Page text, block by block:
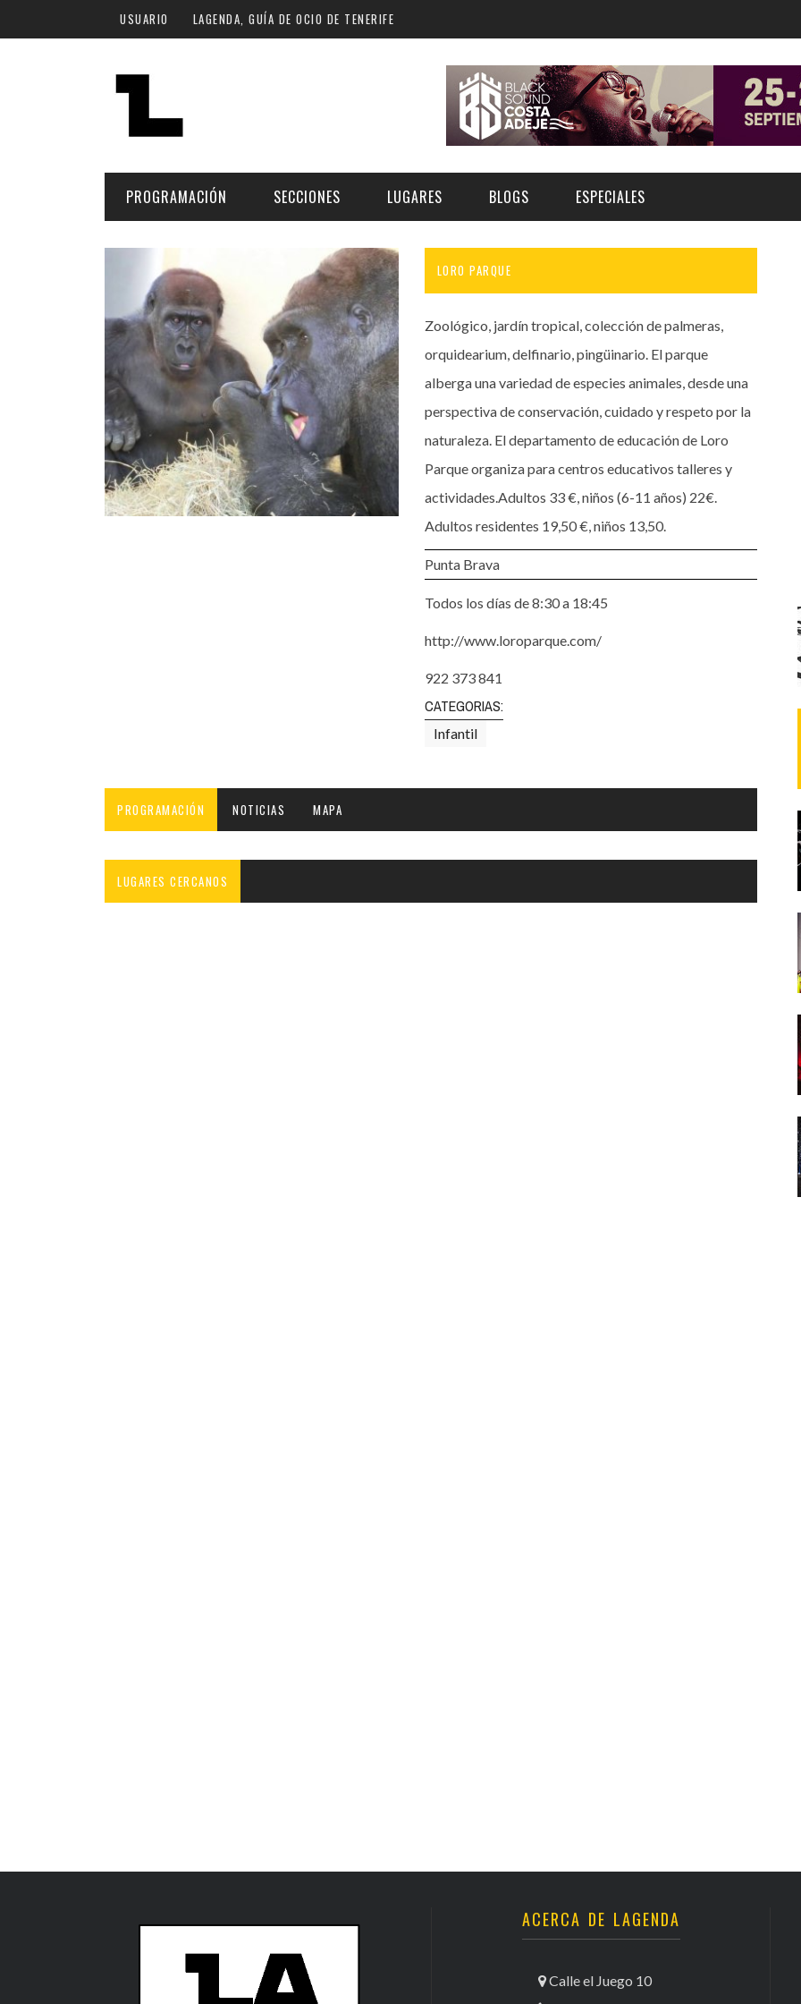
Pasar al contenido principal
USUARIO LAGENDA, GUÍA DE OCIO DE TENERIFE
PROGRAMACIÓN
FECHA
Hoy
Plan Finde
LUGAR
Norte
Santa Cruz | La Laguna
Islas
Cultura
Gastro
Infantil
Escénicas
SECCIONES
MÚSICA
ESCÉNICAS
CULTURA
GASTRONOMÍA
INFANTIL
LUGARES
ARTE | MUSEOS
SALAS Y AUDITORIOS
ESPACIOS CULTURALES
NOCHE
LOCALES CON ACTUACIONES
COMERCIO
GASTRO
FORMATIVO
BLOGS ESPECIALES
TENERIFE PHE FESTIVAL 2026
XXVII VERANO DE CUENTO
LORO PARQUE
Zoológico, jardín tropical, colección de palmeras,
orquidearium, delfinario, pingüinario. El parque
alberga una variedad de especies animales, desde una
perspectiva de conservación, cuidado y respeto por la
naturaleza. El departamento de educación de Loro
Parque organiza para centros educativos talleres y
actividades.Adultos 33 €, niños (6-11 años) 22€.
Adultos residentes 19,50 €, niños 13,50.
Punta Brava
Todos los días de 8:30 a 18:45
http://www.loroparque.com/
922 373 841
CATEGORIAS:
Infantil
PROGRAMACIÓN NOTICIAS MAPA
LUGARES CERCANOS
ACERCA DE LAGENDA
Calle el Juego 10